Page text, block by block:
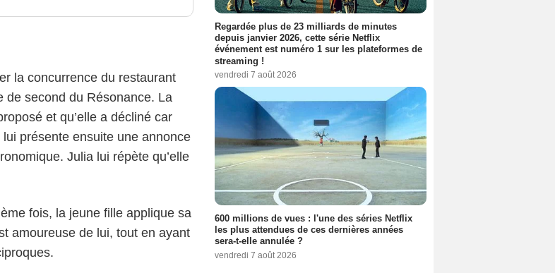
la concurrence du restaurant
de second du Résonance. La
et qu’elle a décliné car
présente ensuite une annonce
Julia lui répète qu’elle
fois, la jeune fille applique sa
amoureuse de lui, tout en ayant
Regardée plus de 23 milliards de minutes
depuis janvier 2026, cette série Netflix
événement est numéro 1 sur les plateformes de
streaming !
vendredi 7 août 2026
600 millions de vues : l'une des séries Netflix
les plus attendues de ces dernières années
sera-t-elle annulée ?
vendredi 7 août 2026